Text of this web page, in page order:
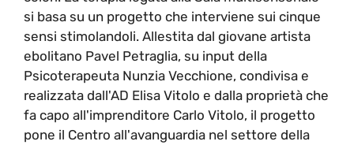
si basa su un progetto che interviene sui cinque
sensi stimolandoli. Allestita dal giovane artista
ebolitano Pavel Petraglia, su input della
Psicoterapeuta Nunzia Vecchione, condivisa e
realizzata dall'AD Elisa Vitolo e dalla proprietà che
fa capo all'imprenditore Carlo Vitolo, il progetto
pone il Centro all'avanguardia nel settore della